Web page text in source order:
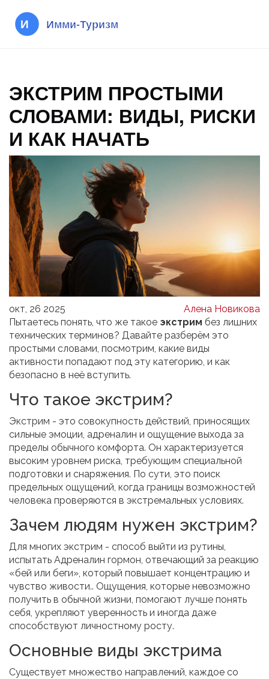
ЭКСТРИМ ПРОСТЫМИ
СЛОВАМИ: ВИДЫ, РИСКИ
И КАК НАЧАТЬ
окт, 26 2025
Алена Новикова
Пытаетесь понять, что же такое экстрим без лишних
технических терминов? Давайте разберём это
простыми словами, посмотрим, какие виды
активности попадают под эту категорию, и как
безопасно в неё вступить.
Что такое экстрим?
Экстрим - это совокупность действий, приносящих
сильные эмоции, адреналин и ощущение выхода за
пределы обычного комфорта. Он характеризуется
высоким уровнем риска, требующим специальной
подготовки и снаряжения. По сути, это поиск
предельных ощущений, когда границы возможностей
человека проверяются в экстремальных условиях.
Зачем людям нужен экстрим?
Для многих экстрим - способ выйти из рутины,
испытать Адреналин гормон, отвечающий за реакцию
«бей или беги», который повышает концентрацию и
чувство живости.. Ощущения, которые невозможно
получить в обычной жизни, помогают лучше понять
себя, укрепляют уверенность и иногда даже
способствуют личностному росту.
Основные виды экстрима
Существует множество направлений, каждое со